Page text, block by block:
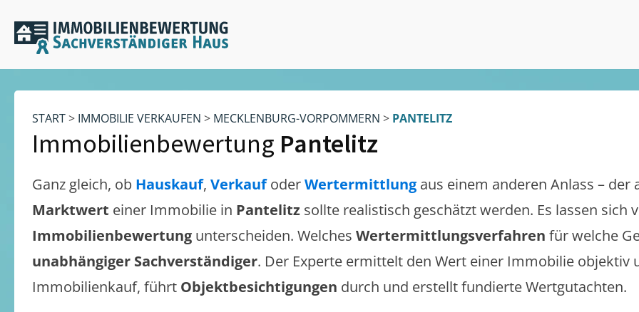
START> IMMOBILIE VERKAUFEN > MECKLENBURG-VORPOMMERN > PANTELITZ
Immobilienbewertung Pantelitz
Ganz gleich, ob Hauskauf, VerkaufoderWertermittlung aus einem anderen Anlass – der
Marktwert einer Immobilie in Pantelitz sollte realistisch geschätzt werden. Es lassen sich
Immobilienbewertung unterscheiden. Welches Wertermittlungsverfahren für welche
unabhängiger Sachverständiger. Der Experte ermittelt den Wert einer Immobilie objektiv
Immobilienkauf, führt Objektbesichtigungen durch und erstellt fundierte Wertgutachten.